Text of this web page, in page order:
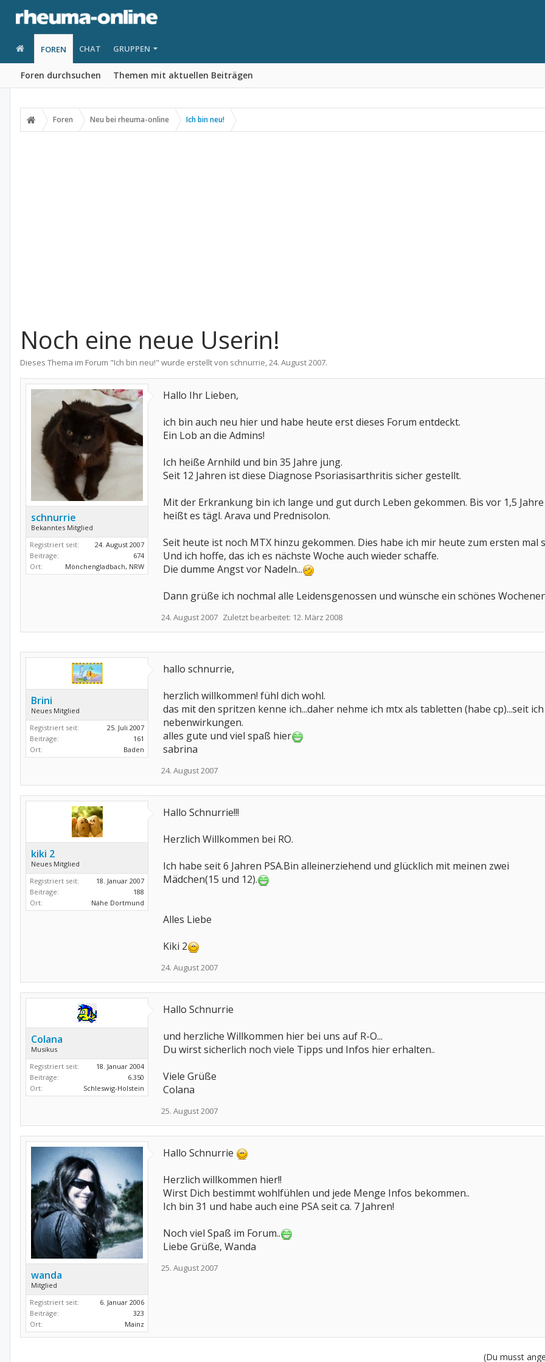
FOREN
Foren durchsuchen Themen mit aktuellen Beiträgen
CHAT GRUPPEN
Foren Neu bei rheuma-online Ich bin neu!
Noch eine neue Userin!
Dieses Thema im Forum "Ich bin neu!" wurde erstellt von schnurrie,24. August 2007.
schnurrie
Bekanntes Mitglied
Registriert seit:
24. August 2007
Beiträge:
674
Ort:
Mönchengladbach, NRW
Hallo Ihr Lieben,
ich bin auch neu hier und habe heute erst dieses Forum entdeckt.
Ein Lob an die Admins!
Ich heiße Arnhild und bin 35 Jahre jung.
Seit 12 Jahren ist diese Diagnose Psoriasisarthritis sicher gestellt.
Mit der Erkrankung bin ich lange und gut durch Leben gekommen. Bis vor 1,5
heißt es tägl. Arava und Prednisolon.
Seit heute ist noch MTX hinzu gekommen. Dies habe ich mir heute zum ersten mal
Und ich hoffe, das ich es nächste Woche auch wieder schaffe.
Die dumme Angst vor Nadeln...
Dann grüße ich nochmal alle Leidensgenossen und wünsche ein schönes
24. August 2007 Zuletzt bearbeitet: 12. März 2008
Brini
Neues Mitglied
Registriert seit:
25. Juli 2007
Beiträge:
161
Ort:
Baden
hallo schnurrie,
herzlich willkommen! fühl dich wohl.
das mit den spritzen kenne ich...daher nehme ich mtx als tabletten (habe cp)...seit
nebenwirkungen.
alles gute und viel spaß hier
sabrina
24. August 2007
kiki 2
Neues Mitglied
Registriert seit:
18. Januar 2007
Beiträge:
188
Ort:
Nähe Dortmund
Hallo Schnurrie!!!
Herzlich Willkommen bei RO.
Ich habe seit 6 Jahren PSA.Bin alleinerziehend und glücklich mit meinen zwei
Mädchen(15 und 12).
Alles Liebe
Kiki 2
24. August 2007
Colana
Musikus
Registriert seit:
18. Januar 2004
Beiträge:
6.350
Ort:
Schleswig-Holstein
Hallo Schnurrie
und herzliche Willkommen hier bei uns auf R-O...
Du wirst sicherlich noch viele Tipps und Infos hier erhalten..
Viele Grüße
Colana
25. August 2007
wanda
Mitglied
Registriert seit:
6. Januar 2006
Beiträge:
323
Ort:
Mainz
Hallo Schnurrie
Herzlich willkommen hier!!
Wirst Dich bestimmt wohlfühlen und jede Menge Infos bekommen..
Ich bin 31 und habe auch eine PSA seit ca. 7 Jahren!
Noch viel Spaß im Forum..
Liebe Grüße, Wanda
25. August 2007
(Du musst